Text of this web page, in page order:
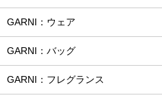
GARNI：ウェア
GARNI：バッグ
GARNI：フレグランス